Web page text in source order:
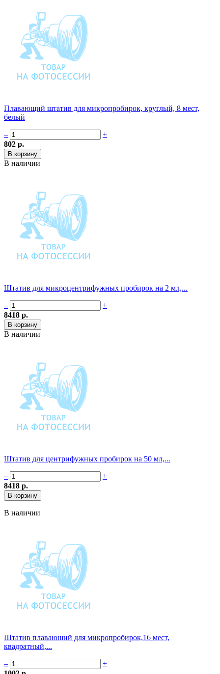
Плавающий штатив для микропробирок, круглый, 8 мест,
белый
–
+
802 р.
В наличии
Штатив для микроцентрифужных пробирок на 2 мл,...
–
+
8418 р.
В наличии
Штатив для центрифужных пробирок на 50 мл,...
–
+
8418 р.
В наличии
Штатив плавающий для микропробирок,16 мест,
квадратный,...
–
+